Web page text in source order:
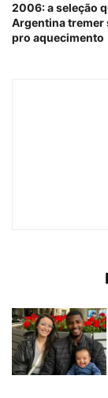
2006: a seleção
Argentina tremer
pro aquecimento